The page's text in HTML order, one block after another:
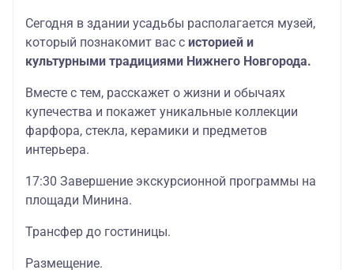
Сегодня в здании усадьбы располагается музей,
который познакомит вас с историей и
культурными традициями Нижнего Новгорода.
Вместе с тем, расскажет о жизни и обычаях
купечества и покажет уникальные коллекции
фарфора, стекла, керамики и предметов
интерьера.
17:30 Завершение экскурсионной программы на
площади Минина.
Трансфер до гостиницы.
Размещение.